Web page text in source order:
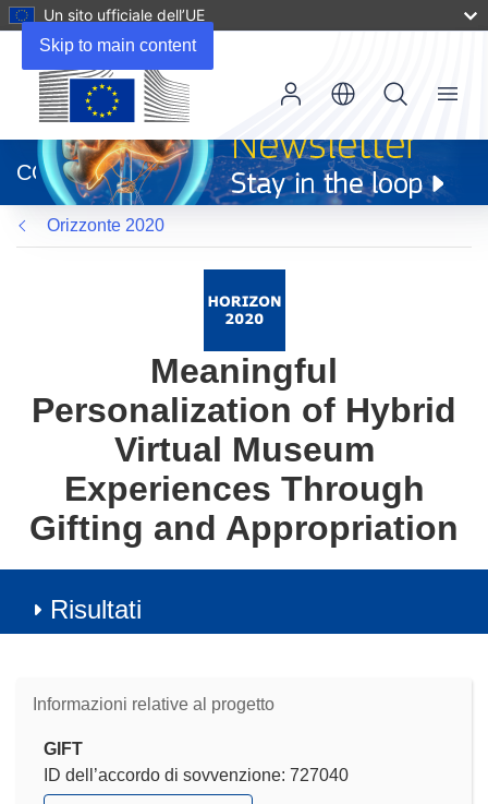
Skip to main content
Un sito ufficiale dell’UE
apre
in
una
nuova
finestra)
CORDIS
Menu
Orizzonte 2020
Meaningful
Personalization of Hybrid
Virtual Museum
Experiences Through
Gifting and Appropriation
Risultati
Informazioni relative al progetto
GIFT
ID dell’accordo di sovvenzione: 727040